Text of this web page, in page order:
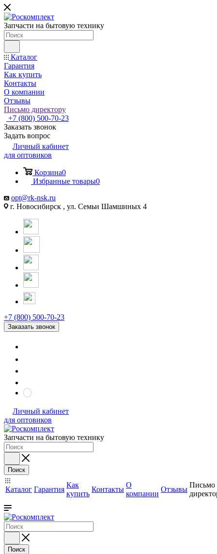
Запчасти на бытовую технику
Каталог
Гарантия
Как купить
Контакты
О компании
Отзывы
Письмо директору
+7 (800) 500-70-23
Заказать звонок
Задать вопрос
Личный кабинет
для оптовиков
Корзина0
Избранные товары0
opt@rk-nsk.ru
г. Новосибирск , ул. Семьи Шамшиных 4
+7 (800) 500-70-23
Заказать звонок
Личный кабинет
для оптовиков
Запчасти на бытовую технику
Поиск
Каталог Гарантия
Как
купить
Контакты
О
компании
Отзывы
Письмо
Поиск